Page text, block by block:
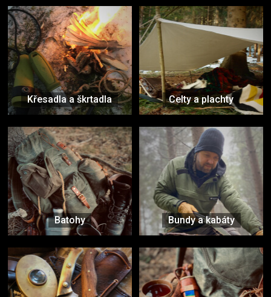
Křesadla a škrtadla Celty a plachty
Batohy Bundy a kabáty